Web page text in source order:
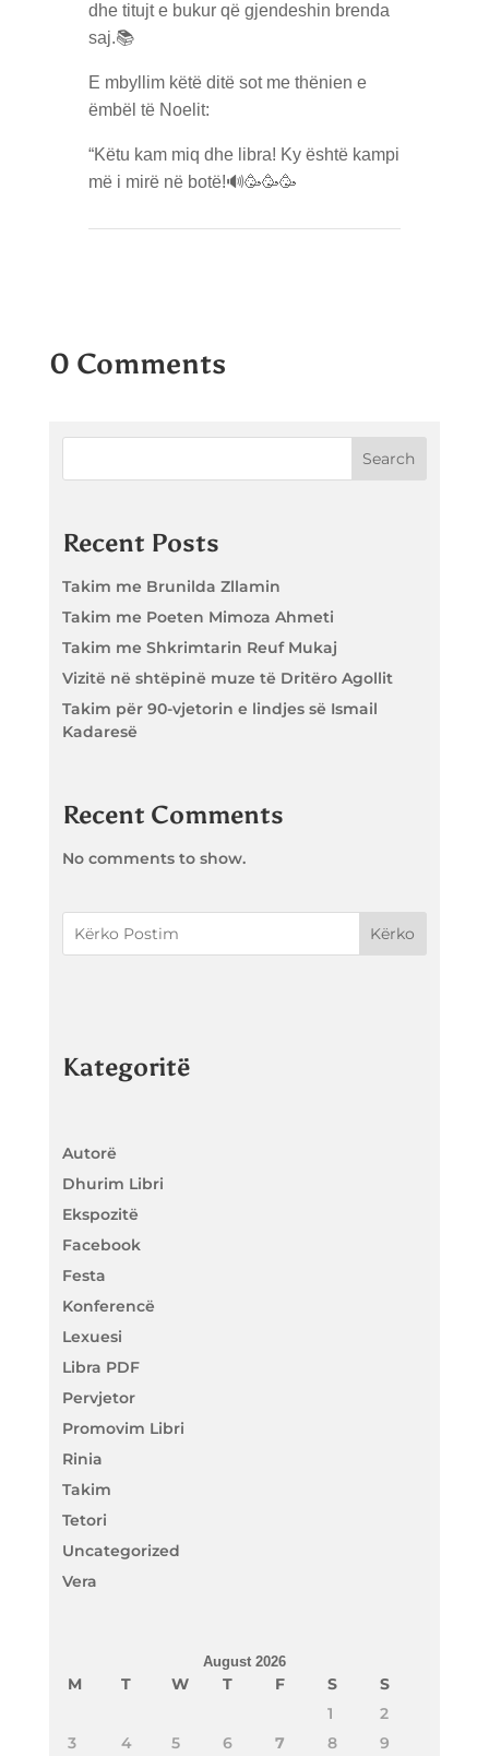
dhe titujt e bukur që gjendeshin brenda
saj.📚
E mbyllim këtë ditë sot me thënien e
ëmbël të Noelit:
“Këtu kam miq dhe libra! Ky është kampi
më i mirë në botë!🔊🥳🥳🥳
0 Comments
Search
Recent Posts
Takim me Brunilda Zllamin
Takim me Poeten Mimoza Ahmeti
Takim me Shkrimtarin Reuf Mukaj
Vizitë në shtëpinë muze të Dritëro Agollit
Takim për 90-vjetorin e lindjes së Ismail
Kadaresë
Recent Comments
No comments to show.
Kërko
Kategoritë
Autorë
Dhurim Libri
Ekspozitë
Facebook
Festa
Konferencë
Lexuesi
Libra PDF
Pervjetor
Promovim Libri
Rinia
Takim
Tetori
Uncategorized
Vera
August 2026
M T W T F S
S
1
2
3
4 5 6 7 8 9